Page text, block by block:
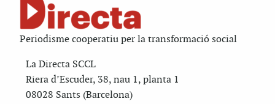
Periodisme cooperatiu per la transformació social
La Directa SCCL
Riera d’Escuder, 38, nau 1, planta 1
08028 Sants (Barcelona)